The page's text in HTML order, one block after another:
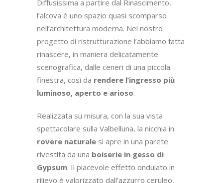
all’abbinamento tra il marmo e un delicato
color beige, tonalità lieve e armoniosa, si
crea un’atmosfera accogliente e rilassante,
perfetta per ritrovare la quotidiana
tranquillità interiore.
UNO SPAZIO
“SCOMPARSO”… E
RITROVATO: L’ALCOVA
l’alcova è uno spazio quasi scomparso
nell’architettura moderna. Nel nostro
progetto di ristrutturazione l’abbiamo fatta
rinascere, in maniera delicatamente